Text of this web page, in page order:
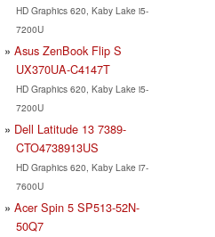
HD Graphics 620, Kaby Lake i5-
7200U
Asus ZenBook Flip S
UX370UA-C4147T
HD Graphics 620, Kaby Lake i5-
7200U
Dell Latitude 13 7389-
CTO4738913US
HD Graphics 620, Kaby Lake i7-
7600U
Acer Spin 5 SP513-52N-
50Q7